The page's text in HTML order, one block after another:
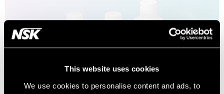
This website uses cookies
We use cookies to personalise content and ads, to